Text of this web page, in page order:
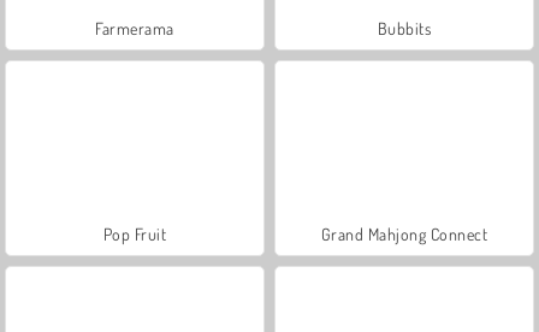
Farmerama Bubbits
Pop Fruit Grand Mahjong Connect